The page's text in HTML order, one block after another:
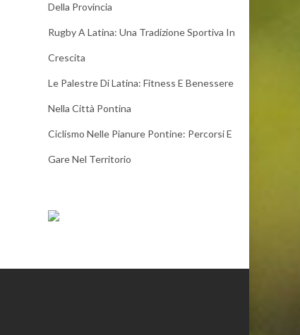
Della Provincia
Rugby A Latina: Una Tradizione Sportiva In
Crescita
Le Palestre Di Latina: Fitness E Benessere
Nella Città Pontina
Ciclismo Nelle Pianure Pontine: Percorsi E
Gare Nel Territorio